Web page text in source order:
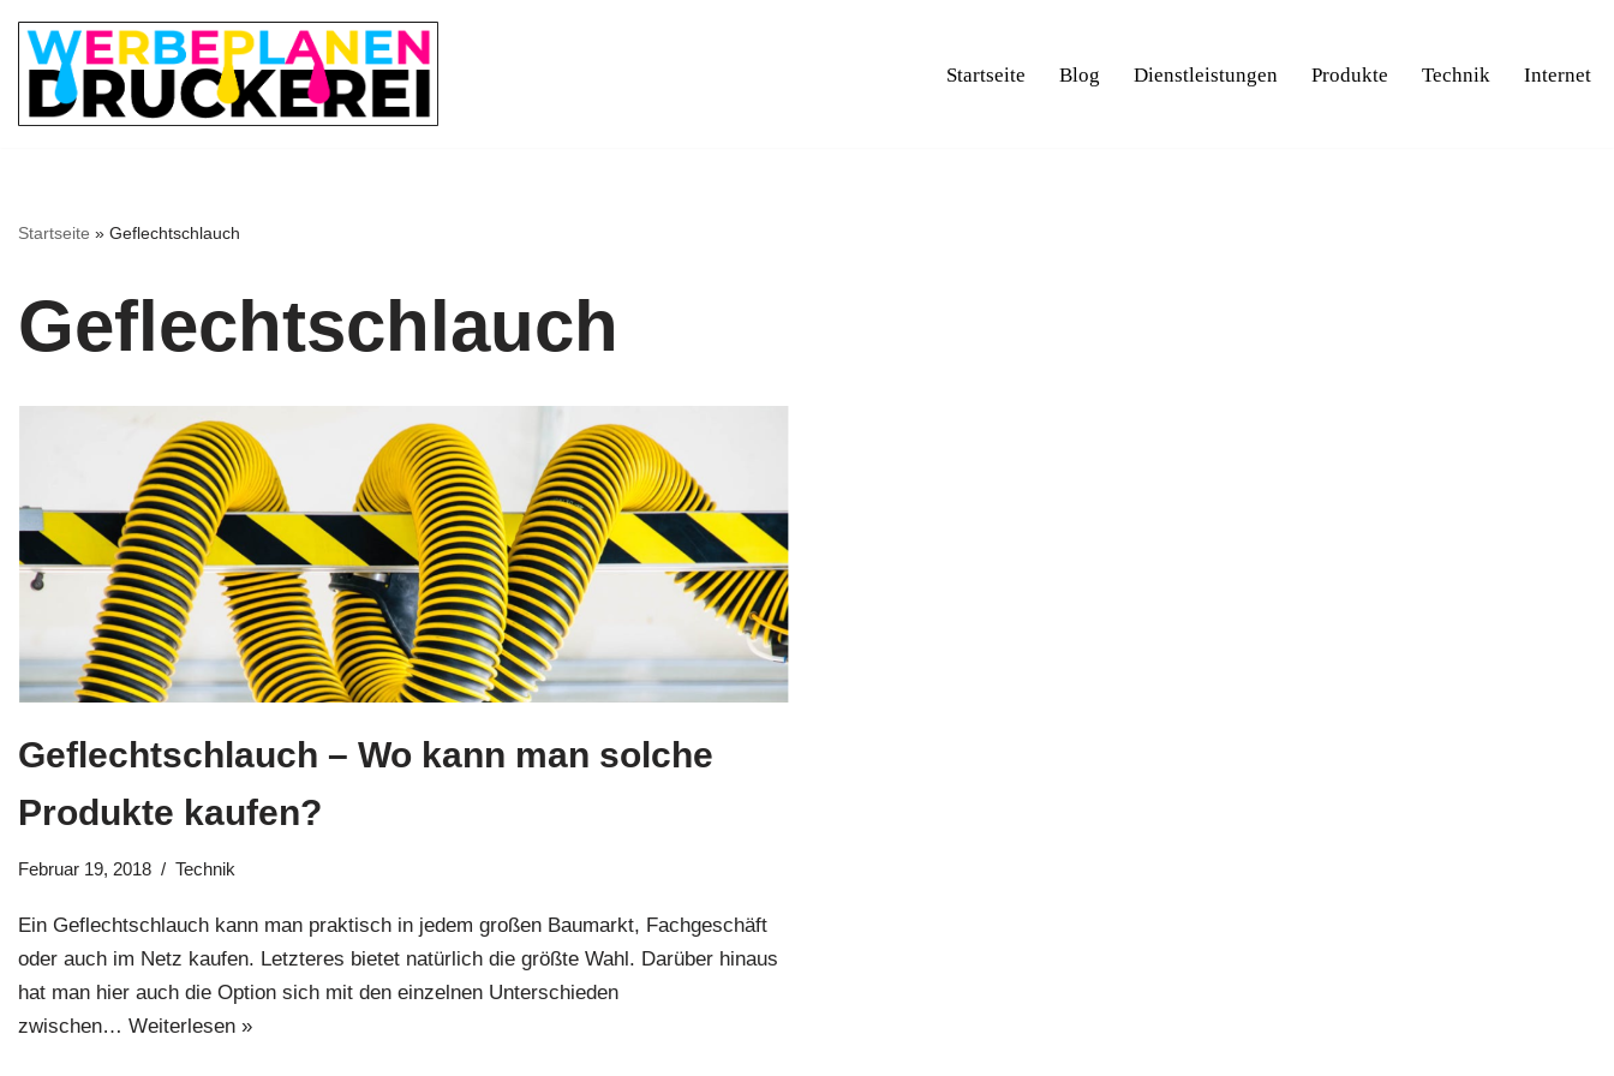
Zum
Inhalt
springen
Startseite Blog Dienstleistungen Produkte Technik Internet
Startseite » Geflechtschlauch
Geflechtschlauch
Geflechtschlauch – Wo kann man solche
Produkte kaufen?
Februar 19, 2018 Technik
Ein Geflechtschlauch kann man praktisch in jedem großen Baumarkt, Fachgeschäft
oder auch im Netz kaufen. Letzteres bietet natürlich die größte Wahl. Darüber hinaus
hat man hier auch die Option sich mit den einzelnen Unterschieden
zwischen… Weiterlesen »